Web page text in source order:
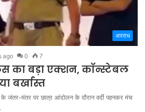
अपराध
ago 0 7
का बड़ा एक्शन, कॉन्स्टेबल
बर्खास्त
के जंतर-मंतर पर छात्र आंदोलन के दौरान वर्दी पहनकर मंच